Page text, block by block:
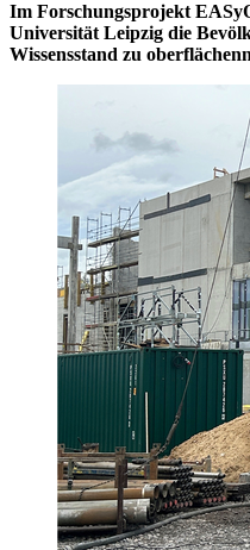
Im Forschungsprojekt
Universität Leipzig die
Wissensstand zu